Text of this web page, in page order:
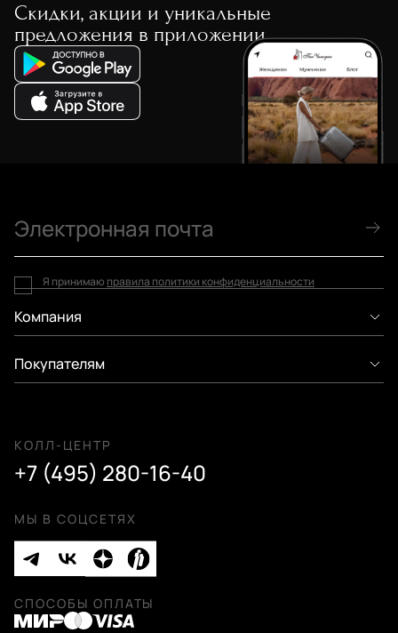
Скидки, акции и уникальные
предложения в приложении
Компания
Покупателям
КОЛЛ-ЦЕНТР
+7 (495) 280-16-40
МЫ В СОЦСЕТЯХ
Я принимаю правила политики конфиденциальности
СПОСОБЫ ОПЛАТЫ